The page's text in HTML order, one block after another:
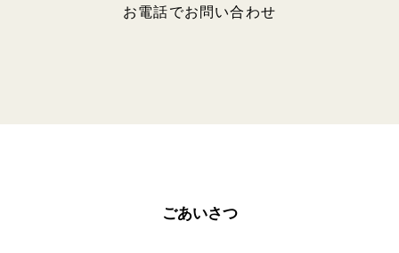
お電話でお問い合わせ
ごあいさつ